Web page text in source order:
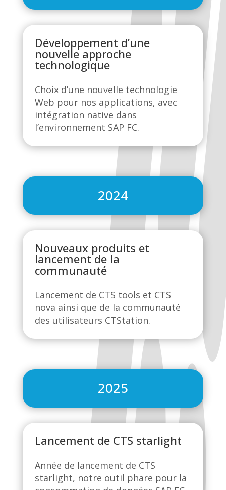
Développement d’une
nouvelle approche
technologique
Choix d’une nouvelle technologie
Web pour nos applications, avec
intégration native dans
l’environnement SAP FC.
2024
Nouveaux produits et
lancement de la
communauté
Lancement de CTS tools et CTS
nova ainsi que de la communauté
des utilisateurs CTStation.
2025
Lancement de CTS starlight
Année de lancement de CTS
starlight, notre outil phare pour la